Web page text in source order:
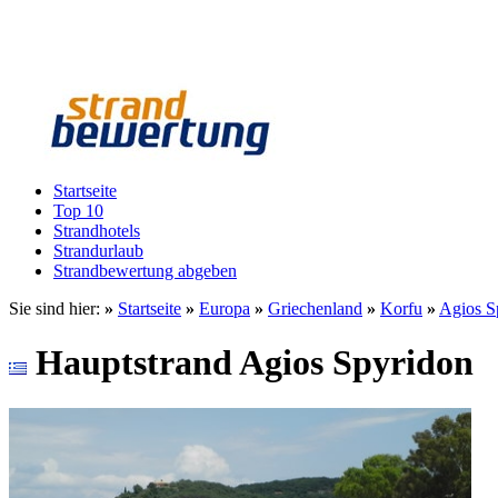
Startseite
Top 10
Strandhotels
Strandurlaub
Strandbewertung abgeben
Sie sind hier: » Startseite » Europa » Griechenland » Korfu » Agios
Hauptstrand Agios Spyridon